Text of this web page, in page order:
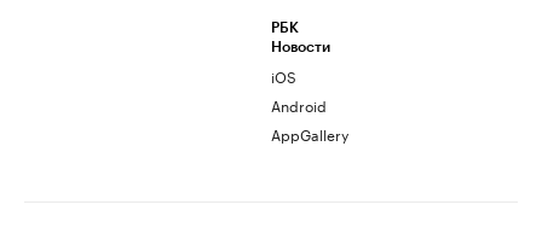
РБК
Новости
iOS
Android
AppGallery